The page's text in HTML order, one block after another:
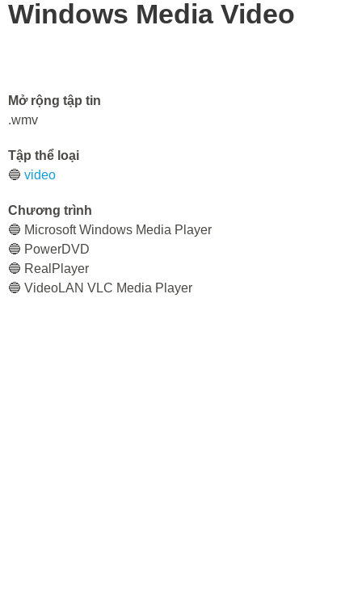
Windows Media Video
Mở rộng tập tin
.wmv
Tập thể loại
🔵 video
Chương trình
🔵 Microsoft Windows Media Player
🔵 PowerDVD
🔵 RealPlayer
🔵 VideoLAN VLC Media Player